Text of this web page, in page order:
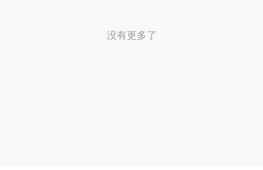
没有更多了